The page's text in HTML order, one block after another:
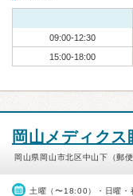
09:00-12:30
15:00-18:00
岡山メディクス
岡山県岡山市北区中山下（郵
土曜（〜18:00）・日曜・